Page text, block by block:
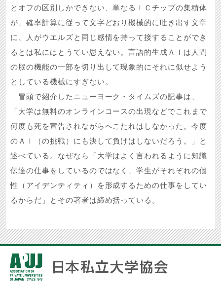
とオフの区別しかできない、単なるＩＣチップの集積体
が、確率計算に従って文字どおり機械的に吐き出す文章
に、人がウエルズと同じ感情を持って接することができ
るとは私にはとうてい思えない。言語的生成ＡＩは人間
の脳の機能の一部を切り出して現象的にそれに似せよう
としている機械にすぎない。
冒頭で紹介したニューヨーク・タイムズの記事は、
「大学は無料のオンラインコースの出現などでこれまで
何度も死を宣告されながらへこたれはしなかった。今度
のＡＩ（の挑戦）にも決して負けはしないだろう。」と
述べている。なぜなら「大学はよく言われるように知識
伝達の仕事をしているのではなく、学生がそれぞれの個
性（アイデンティティ）を形成するための仕事をしてい
るからだ」とその著者は締め括っている。